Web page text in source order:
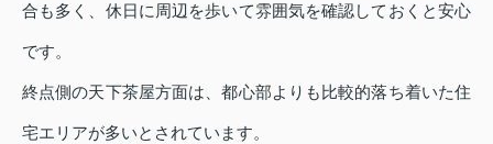
合も多く、休日に周辺を歩いて雰囲気を確認しておくと安心
です。
終点側の天下茶屋方面は、都心部よりも比較的落ち着いた住
宅エリアが多いとされています。